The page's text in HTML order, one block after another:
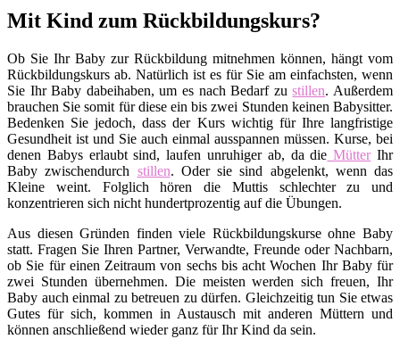
Mit Kind zum Rückbildungskurs?
Ob Sie Ihr Baby zur Rückbildung mitnehmen können, hängt vom
Rückbildungskurs ab. Natürlich ist es für Sie am einfachsten, wenn
Sie Ihr Baby dabeihaben, um es nach Bedarf zustillen. Außerdem
brauchen Sie somit für diese ein bis zwei Stunden keinen Babysitter.
Bedenken Sie jedoch, dass der Kurs wichtig für Ihre langfristige
Gesundheit ist und Sie auch einmal ausspannen müssen. Kurse, bei
denen Babys erlaubt sind, laufen unruhiger ab, da die MütterIhr
Baby zwischendurch stillen. Oder sie sind abgelenkt, wenn das
Kleine weint. Folglich hören die Muttis schlechter zu und
konzentrieren sich nicht hundertprozentig auf die Übungen.
Aus diesen Gründen finden viele Rückbildungskurse ohne Baby
statt. Fragen Sie Ihren Partner, Verwandte, Freunde oder Nachbarn,
ob Sie für einen Zeitraum von sechs bis acht Wochen Ihr Baby für
zwei Stunden übernehmen. Die meisten werden sich freuen, Ihr
Baby auch einmal zu betreuen zu dürfen. Gleichzeitig tun Sie etwas
Gutes für sich, kommen in Austausch mit anderen Müttern und
können anschließend wieder ganz für Ihr Kind da sein.